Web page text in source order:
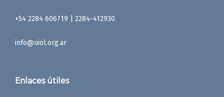
+54 2284 606719 | 2284-412930
info@uiol.org.ar
Enlaces útiles